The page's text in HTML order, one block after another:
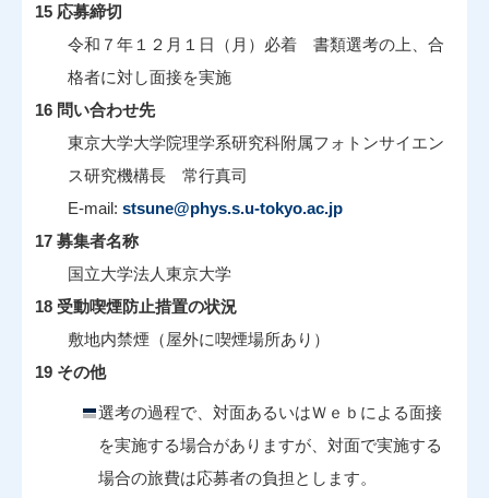
15 応募締切
令和７年１２月１日（月）必着 書類選考の上、合
格者に対し面接を実施
16 問い合わせ先
東京大学大学院理学系研究科附属フォトンサイエン
ス研究機構長 常行真司
E-mail: stsune@phys.s.u-tokyo.ac.jp
17 募集者名称
国立大学法人東京大学
18 受動喫煙防⽌措置の状況
敷地内禁煙（屋外に喫煙場所あり）
19 その他
選考の過程で、対面あるいはＷｅｂによる面接
を実施する場合がありますが、対面で実施する
場合の旅費は応募者の負担とします。